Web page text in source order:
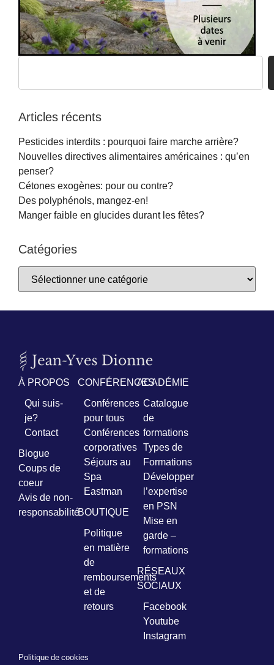
Articles récents
Pesticides interdits : pourquoi faire marche arrière?
Nouvelles directives alimentaires américaines : qu’en
penser?
Cétones exogènes: pour ou contre?
Des polyphénols, mangez-en!
Manger faible en glucides durant les fêtes?
Catégories
À PROPOS
Qui suis-
je?
Contact
Blogue
Coups de
coeur
Avis de non-
responsabilité
CONFÉRENCES
Conférences
pour tous
Conférences
corporatives
Séjours au
Spa
Eastman
BOUTIQUE
Politique
en matière
de
remboursements
et de
retours
ACADÉMIE
Catalogue
de
formations
Types de
Formations
Développer
l’expertise
en PSN
Mise en
garde –
formations
RÉSEAUX
SOCIAUX
Facebook
Youtube
Instagram
Politique de cookies